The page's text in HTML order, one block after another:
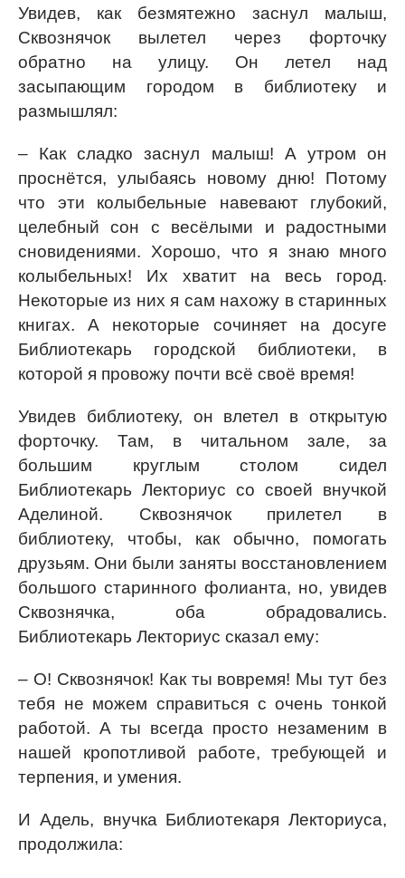
Увидев, как безмятежно заснул малыш,
Сквознячок вылетел через форточку
обратно на улицу. Он летел над
засыпающим городом в библиотеку и
размышлял:
– Как сладко заснул малыш! А утром он
проснётся, улыбаясь новому дню! Потому
что эти колыбельные навевают глубокий,
целебный сон с весёлыми и радостными
сновидениями. Хорошо, что я знаю много
колыбельных! Их хватит на весь город.
Некоторые из них я сам нахожу в старинных
книгах. А некоторые сочиняет на досуге
Библиотекарь городской библиотеки, в
которой я провожу почти всё своё время!
Увидев библиотеку, он влетел в открытую
форточку. Там, в читальном зале, за
большим круглым столом сидел
Библиотекарь Лекториус со своей внучкой
Аделиной. Сквознячок прилетел в
библиотеку, чтобы, как обычно, помогать
друзьям. Они были заняты восстановлением
большого старинного фолианта, но, увидев
Сквознячка, оба обрадовались.
Библиотекарь Лекториус сказал ему:
– О! Сквознячок! Как ты вовремя! Мы тут без
тебя не можем справиться с очень тонкой
работой. А ты всегда просто незаменим в
нашей кропотливой работе, требующей и
терпения, и умения.
И Адель, внучка Библиотекаря Лекториуса,
продолжила: